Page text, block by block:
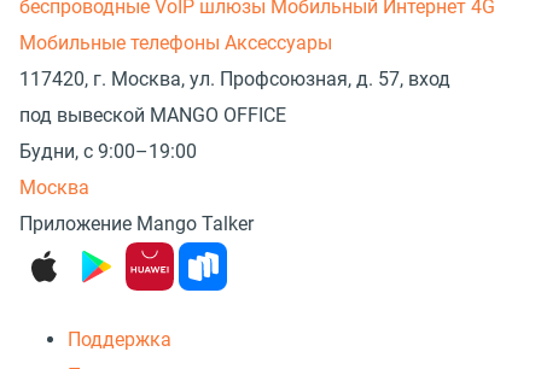
беспроводные VoIP шлюзы Мобильный Интернет 4G
Мобильные телефоны Аксессуары
117420, г. Москва, ул. Профсоюзная, д. 57, вход
под вывеской MANGO OFFICE
Будни, с 9:00–19:00
Москва
Приложение Mango Talker
Поддержка